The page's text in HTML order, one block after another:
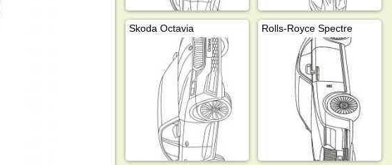
Skoda Octavia Rolls-Royce Spectre